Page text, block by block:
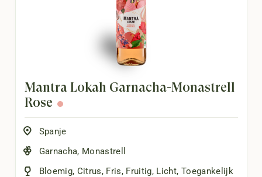
Mantra Lokah Garnacha-Monastrell
Rosé
Spanje
Garnacha, Monastrell
Bloemig, Citrus, Fris, Fruitig, Licht, Toegankelijk